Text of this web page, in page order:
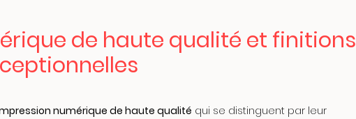
de haute qualité et finitions
numérique de haute qualité qui se distinguent par leur